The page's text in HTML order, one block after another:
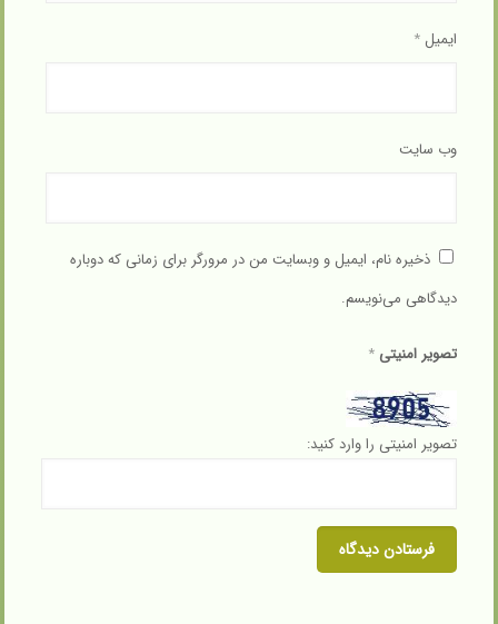
ایمیل*
وب‌ سایت
ذخیره نام، ایمیل و وبسایت من در مرورگر برای زمانی که دوباره
دیدگاهی می‌نویسم.
تصویر امنیتی*
تصویر امنیتی را وارد کنید: